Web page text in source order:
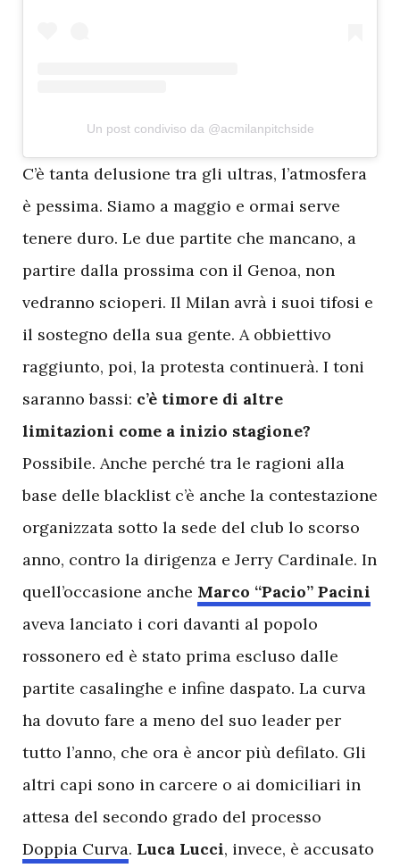
Un post condiviso da @acmilanpitchside
C’è tanta delusione tra gli ultras, l’atmosfera
è pessima. Siamo a maggio e ormai serve
tenere duro. Le due partite che mancano, a
partire dalla prossima con il Genoa, non
vedranno scioperi. Il Milan avrà i suoi tifosi e
il sostegno della sua gente. A obbiettivo
raggiunto, poi, la protesta continuerà. I toni
saranno bassi: c’è timore di altre
limitazioni come a inizio stagione?
Possibile. Anche perché tra le ragioni alla
base delle blacklist c’è anche la contestazione
organizzata sotto la sede del club lo scorso
anno, contro la dirigenza e Jerry Cardinale. In
quell’occasione anche Marco “Pacio” Pacini
aveva lanciato i cori davanti al popolo
rossonero ed è stato prima escluso dalle
partite casalinghe e infine daspato. La curva
ha dovuto fare a meno del suo leader per
tutto l’anno, che ora è ancor più defilato. Gli
altri capi sono in carcere o ai domiciliari in
attesa del secondo grado del processo
Doppia Curva. Luca Lucci, invece, è accusato